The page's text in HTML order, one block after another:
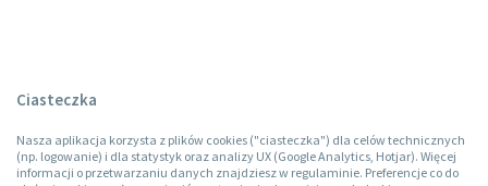
Ciasteczka
Nasza aplikacja korzysta z plików cookies ("ciasteczka") dla celów technicznych
(np. logowanie) i dla statystyk oraz analizy UX (Google Analytics, Hotjar). Więcej
informacji o przetwarzaniu danych znajdziesz w regulaminie. Preferencje co do